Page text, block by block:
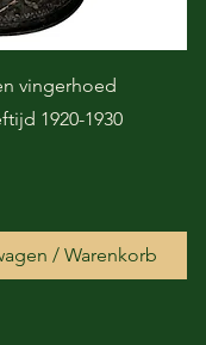
vingerhoed
1920-1930
/ Warenkorb